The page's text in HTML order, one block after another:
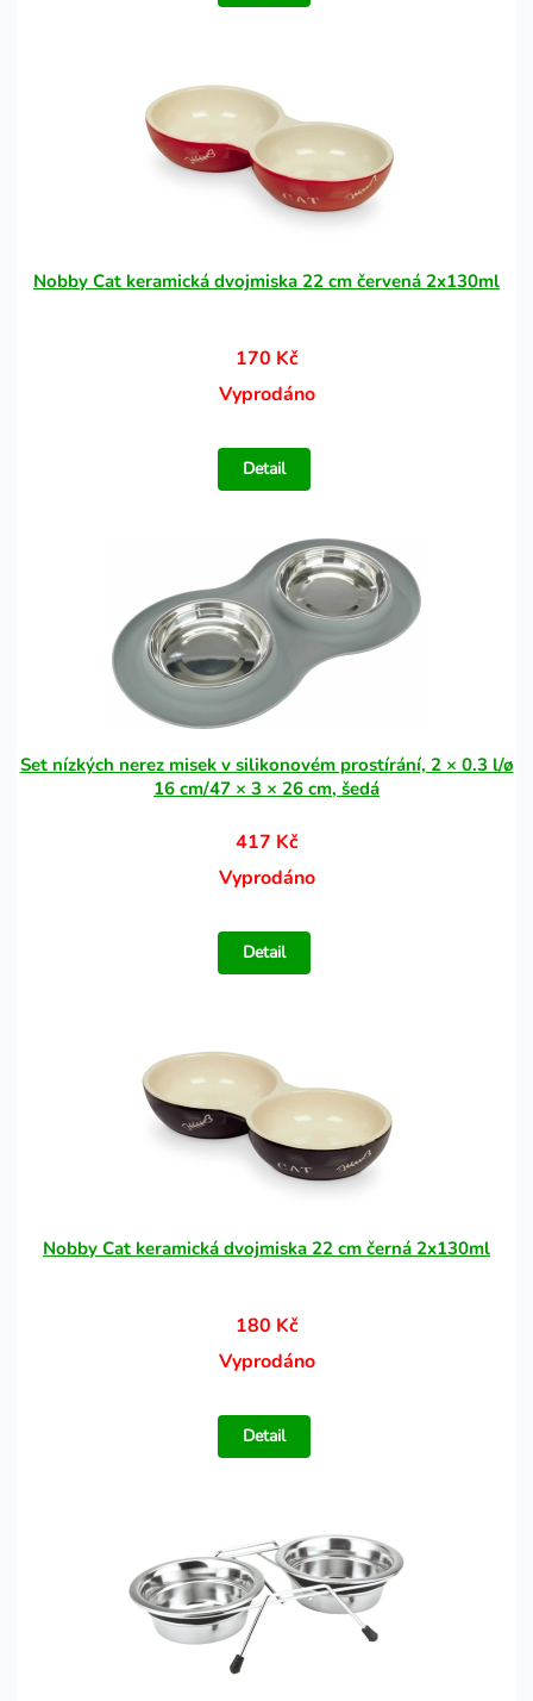
Nobby Cat keramická dvojmiska 22 cm červená 2x130ml
170 Kč
Vyprodáno
Detail
Set nízkých nerez misek v silikonovém prostírání, 2 × 0.3 l/ø
16 cm/47 × 3 × 26 cm, šedá
417 Kč
Vyprodáno
Detail
Nobby Cat keramická dvojmiska 22 cm černá 2x130ml
180 Kč
Vyprodáno
Detail